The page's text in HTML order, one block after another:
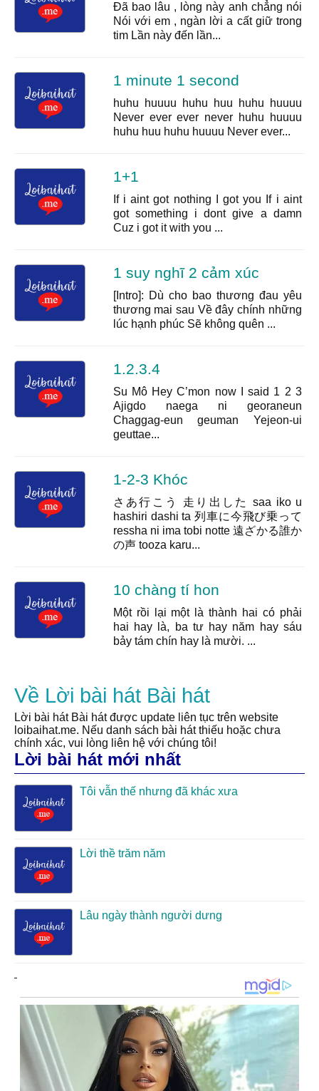
Đã bao lâu , lòng này anh chẳng nói
Nói với em , ngàn lời a cất giữ trong
tim Lần này đến lần...
1 minute 1 second
huhu huuuu huhu huu huhu huuuu
Never ever ever never huhu huuuu
huhu huu huhu huuuu Never ever...
1+1
If i aint got nothing I got you If i aint
got something i dont give a damn
Cuz i got it with you ...
1 suy nghĩ 2 cảm xúc
[Intro]: Dù cho bao thương đau yêu
thương mai sau Về đây chính những
lúc hạnh phúc Sẽ không quên ...
1.2.3.4
Su Mô Hey C’mon now I said 1 2 3
Ajigdo naega ni georaneun
Chaggag-eun geuman Yejeon-ui
geuttae...
1-2-3 Khóc
さあ行こう 走り出した saa iko u
hashiri dashi ta 列車に今飛び乗って
ressha ni ima tobi notte 遠ざかる誰か
の声 tooza karu...
10 chàng tí hon
Một rồi lại một là thành hai có phải
hai hay là, ba tư hay năm hay sáu
bảy tám chín hay là mười. ...
Về Lời bài hát Bài hát
Lời bài hát Bài hát được update liên tục trên website
loibaihat.me. Nếu danh sách bài hát thiếu hoặc chưa
chính xác, vui lòng liên hệ với chúng tôi!
Lời bài hát mới nhất
Tôi vẫn thế nhưng đã khác xưa
Lời thề trăm năm
Lâu ngày thành người dưng